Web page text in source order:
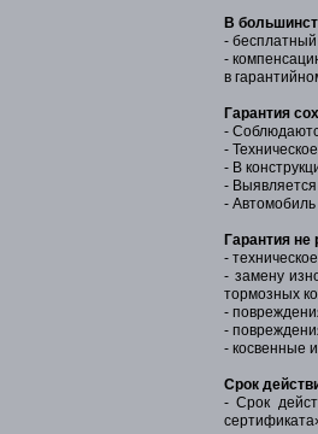
В
- бесплатный
-
в
Гарантия
-
-
- В
-
- Автомобиль
Гарантия не
-
- замену
тормозных
-
-
- косвенные
Срок
- Срок